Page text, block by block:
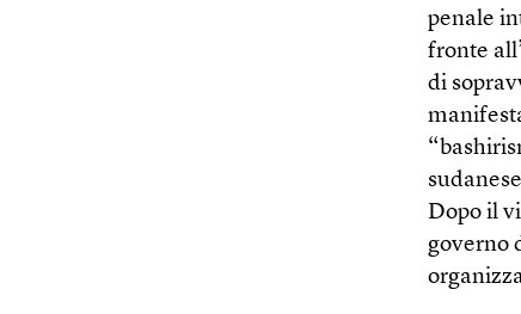
penale
fronte
di
Dopo il
governo